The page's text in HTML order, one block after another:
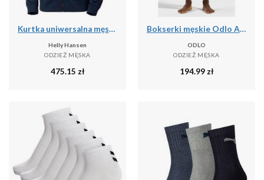
Kurtka uniwersalna męska Helly Hansen Hp Fleece
Helly Hansen
ODZIEŻ MĘSKA
475.15 zł
Bokserki męskie Odlo ACTIVE F-DRY GRAPHIC 2 PACK
ODLO
ODZIEŻ MĘSKA
194.99 zł